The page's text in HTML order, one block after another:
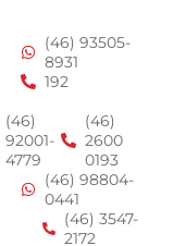
(46) 93505-
8931
192
(46)
92001-
4779
(46)
2600
0193
(46) 98804-
0441
(46) 3547-
2172